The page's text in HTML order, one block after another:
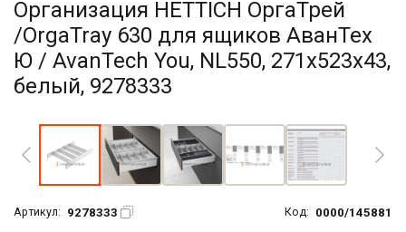
Организация HETTICH ОргаТрей
/OrgaTray 630 для ящиков АванТех
Ю / AvanTech You, NL550, 271х523х43,
белый, 9278333
Артикул: 9278333 Код: 0000/145881